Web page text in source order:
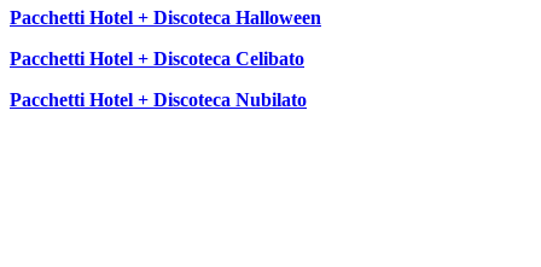
Pacchetti Hotel + Discoteca Halloween
Pacchetti Hotel + Discoteca Celibato
Pacchetti Hotel + Discoteca Nubilato